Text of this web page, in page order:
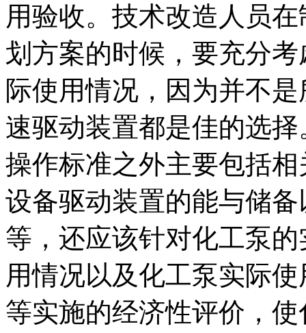
用验收。技术改造人员
划方案的时候，要充分
际使用情况，因为并不
速驱动装置都是佳的选
操作标准之外主要包括
设备驱动装置的能与储
等，还应该针对化工泵
用情况以及化工泵实际
等实施的经济性评价，